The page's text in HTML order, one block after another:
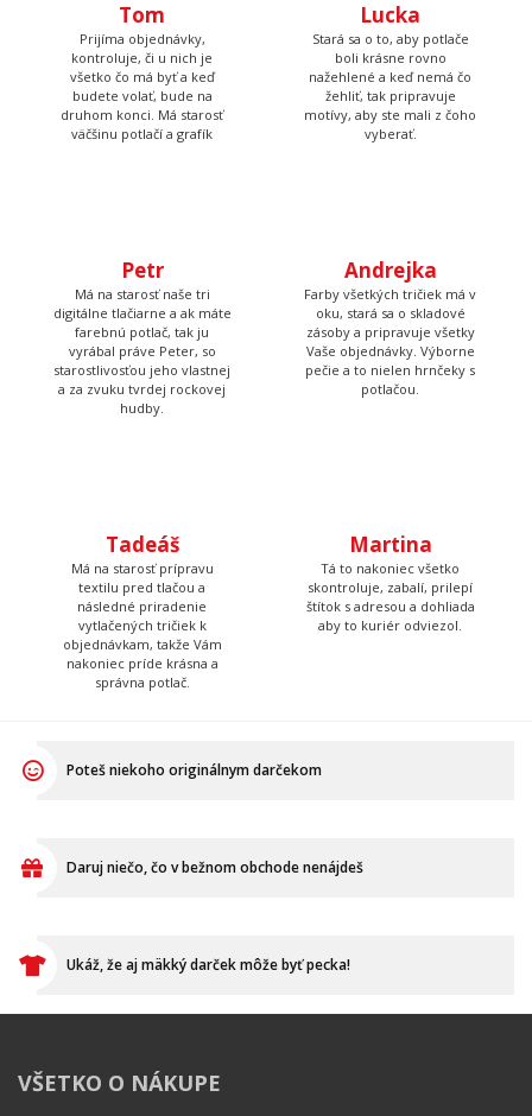
Tom
Prijíma objednávky,
kontroluje, či u nich je
všetko čo má byť a keď
budete volať, bude na
druhom konci. Má starosť
väčšinu potlačí a grafík
Lucka
Stará sa o to, aby potlače
boli krásne rovno
nažehlené a keď nemá čo
žehliť, tak pripravuje
motívy, aby ste mali z čoho
vyberať.
Petr
Má na starosť naše tri
digitálne tlačiarne a ak máte
farebnú potlač, tak ju
vyrábal práve Peter, so
starostlivosťou jeho vlastnej
a za zvuku tvrdej rockovej
hudby.
Andrejka
Farby všetkých tričiek má v
oku, stará sa o skladové
zásoby a pripravuje všetky
Vaše objednávky. Výborne
pečie a to nielen hrnčeky s
potlačou.
Tadeáš
Má na starosť prípravu
textilu pred tlačou a
následné priradenie
vytlačených tričiek k
objednávkam, takže Vám
nakoniec príde krásna a
správna potlač.
Martina
Tá to nakoniec všetko
skontroluje, zabalí, prilepí
štítok s adresou a dohliada
aby to kuriér odviezol.
Poteš niekoho originálnym darčekom
Daruj niečo, čo v bežnom obchode nenájdeš
Ukáž, že aj mäkký darček môže byť pecka!
VŠETKO O NÁKUPE